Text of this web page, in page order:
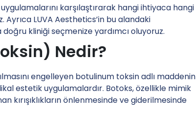
karşılaştırarak hangi ihtiyaca hangi
Ayrıca LUVA Aesthetics’in bu alandaki
kliniği seçmenize yardımcı oluyoruz.
Nedir?
engelleyen botulinum toksin adlı maddenin
estetik uygulamalardır. Botoks, özellikle mimik
kırışıklıkların önlenmesinde ve giderilmesinde